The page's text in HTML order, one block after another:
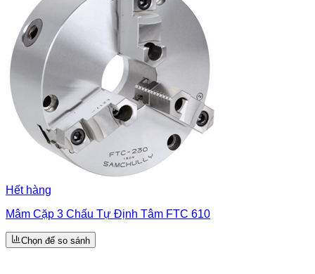
Hết hàng
Mâm Cặp 3 Chấu Tự Định Tâm FTC 610
Chọn để so sánh